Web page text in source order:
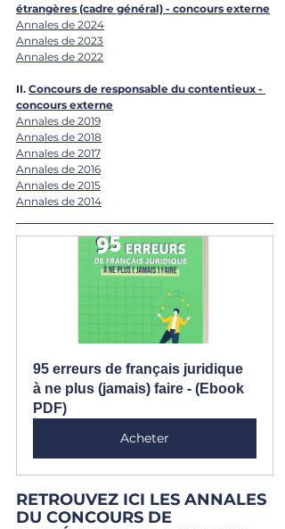
étrangères (cadre général) - concours externe
Annales de 2024
Annales de 2023
Annales de 2022
II. Concours de responsable du contentieux -
concours externe
Annales de 2019
Annales de 2018
Annales de 2017
Annales de 2016
Annales de 2015
Annales de 2014
95 erreurs de français juridique
à ne plus (jamais) faire - (Ebook
PDF)
Acheter
RETROUVEZ ICI LES ANNALES
DU CONCOURS DE